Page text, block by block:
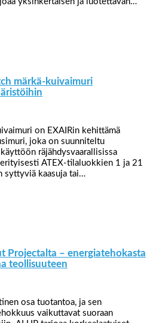
märkä-kuivaimuri
on EXAIRin kehittämä
joka on suunniteltu
räjähdysvaarallisissa
ATEX-tilaluokkien 1 ja 21
syttyviä kaasuja tai…
Projectalta – energiatehokasta
teollisuuteen
osa tuotantoa, ja sen
vaikuttavat suoraan